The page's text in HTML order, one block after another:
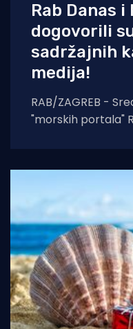
Rab Danas i
dogovorili
sadržajnih
medija!
RAB/ZAGREB -
"morskih portala"